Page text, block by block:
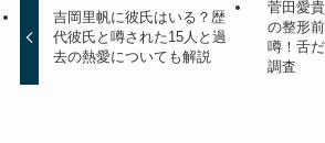
吉岡里帆に彼氏はいる？歴
代彼氏と噂された15人と過
去の熱愛についても解説
菅田愛
の整形
噂！舌
調査